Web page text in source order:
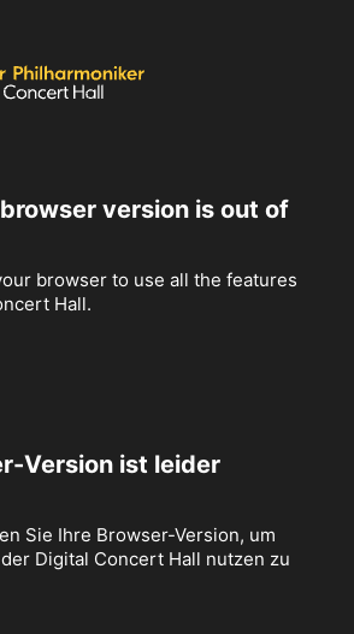
version is out of
browser to use all the features
Hall.
Version ist leider
Sie Ihre Browser-Version, um
Digital Concert Hall nutzen zu